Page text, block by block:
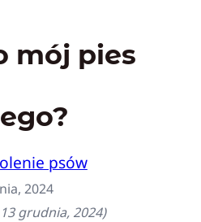
mój pies
psów
2024
13 grudnia, 2024)